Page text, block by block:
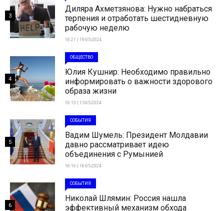
Диляра Ахметзянова: Нужно набраться
терпения и отработать шестидневную
рабочую неделю
16:21 | 19-05-2024
3
ОБЩЕСТВО
Юлия Кушнир: Необходимо правильно
информировать о важности здорового
образа жизни
16:13 | 15-05-2024
4
СОБЫТИЯ
Вадим Шумель: Президент Молдавии
давно рассматривает идею
объединения с Румынией
16:16 | 16-05-2024
5
СОБЫТИЯ
Николай Шлямин: Россия нашла
эффективный механизм обхода
6